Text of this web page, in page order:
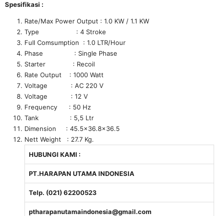
Spesifikasi :
Rate/Max Power Output : 1.0 KW / 1.1 KW
Type : 4 Stroke
Full Comsumption : 1.0 LTR/Hour
Phase : Single Phase
Starter : Recoil
Rate Output : 1000 Watt
Voltage : AC 220 V
Voltage : 12 V
Frequency : 50 Hz
Tank : 5,5 Ltr
Dimension : 45.5×36.8×36.5
Nett Weight : 27.7 Kg.
HUBUNGI KAMI :
PT.HARAPAN UTAMA INDONESIA
Telp. (021) 62200523
ptharapanutamaindonesia@gmail.com